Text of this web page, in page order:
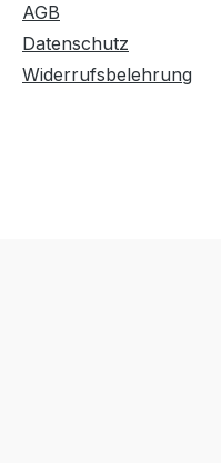
AGB
Datenschutz
Widerrufsbelehrung